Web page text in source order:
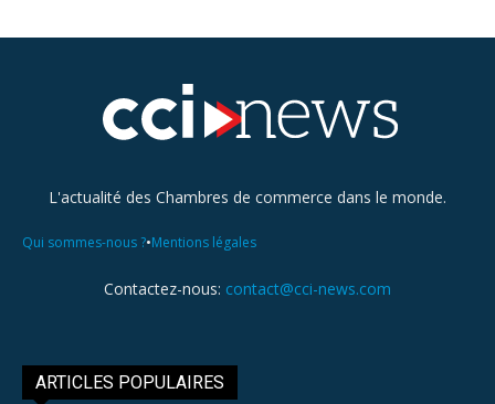
L'actualité des Chambres de commerce dans le monde.
Qui sommes-nous ?•Mentions légales
Contactez-nous: contact@cci-news.com
ARTICLES POPULAIRES